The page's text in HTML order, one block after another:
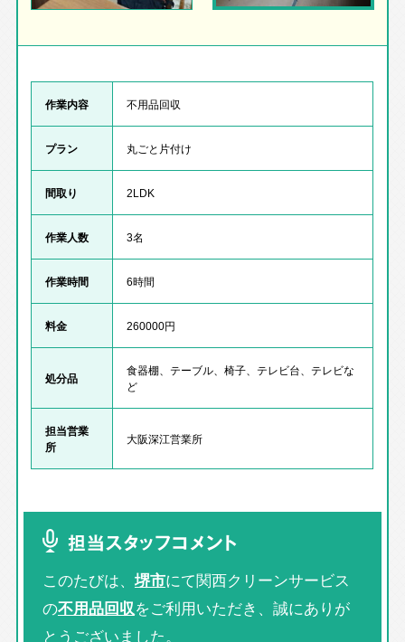
作業内容 不用品回収
プラン 丸ごと片付け
間取り 2LDK
作業人数 3名
作業時間 6時間
料金 260000円
処分品
食器棚、テーブル、椅子、テレビ台、テレビな
ど
担当営業
所
大阪深江営業所
担当スタッフコメント
このたびは、 堺市にて関西クリーンサービス
の不用品回収をご利用いただき、誠にありが
とうございました。